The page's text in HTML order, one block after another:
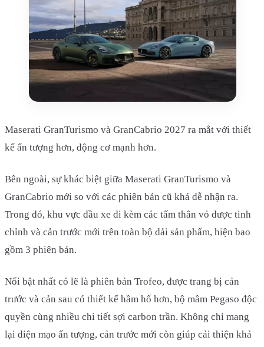
Maserati GranTurismo và GranCabrio 2027 ra mắt với thiết
kế ấn tượng hơn, động cơ mạnh hơn.
Bên ngoài, sự khác biệt giữa Maserati GranTurismo và
GranCabrio mới so với các phiên bản cũ khá dễ nhận ra.
Trong đó, khu vực đầu xe đi kèm các tấm thân vỏ được tinh
chỉnh và cản trước mới trên toàn bộ dải sản phẩm, hiện bao
gồm 3 phiên bản.
Nổi bật nhất có lẽ là phiên bản Trofeo, được trang bị cản
trước và cản sau có thiết kế hầm hố hơn, bộ mâm Pegaso độc
quyền cùng nhiều chi tiết sợi carbon trần. Không chỉ mang
lại diện mạo ấn tượng, cản trước mới còn giúp cải thiện khả